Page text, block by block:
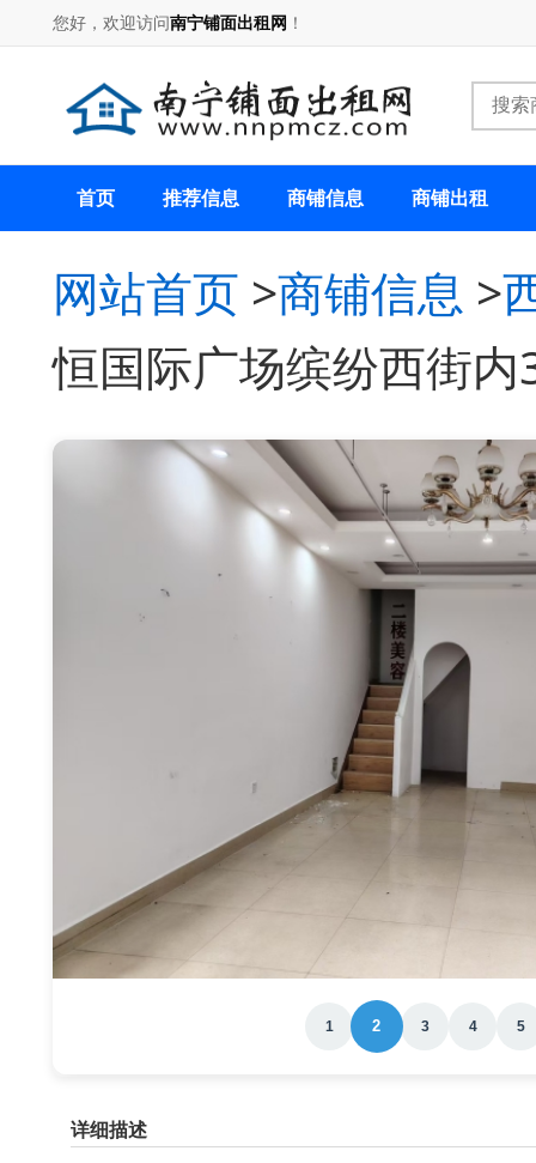
您好，欢迎访问南宁铺面出租网 ！
首页 推荐信息 商铺信息 商铺出租
网站首页 >商铺信息 >
恒国际广场缤纷西街
1 2 3 4 5
详细描述